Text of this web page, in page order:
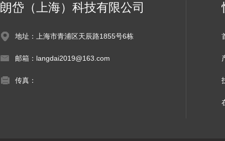
朗岱（上海）科技有限公司
地址：上海市青浦区天辰路1855号6栋
邮箱：langdai2019@163.com
传真：